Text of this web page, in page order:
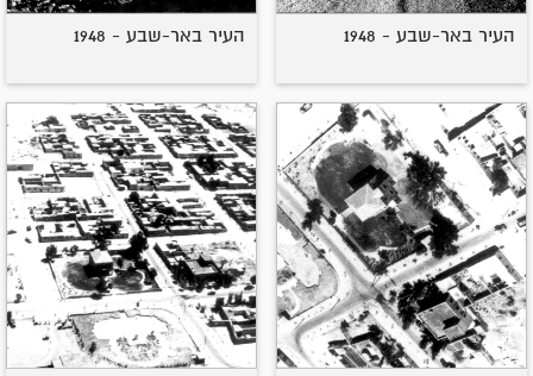
העיר באר-שבע - 1948 העיר באר-שבע - 1948